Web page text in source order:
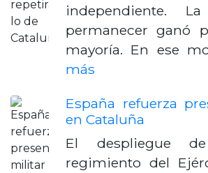
independiente.
permanecer ganó
mayoría. En ese
más
España refuerza
en Cataluña
El despliegue
regimiento del